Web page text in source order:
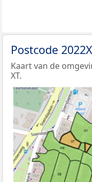
Postcode
Kaart van de
XT.